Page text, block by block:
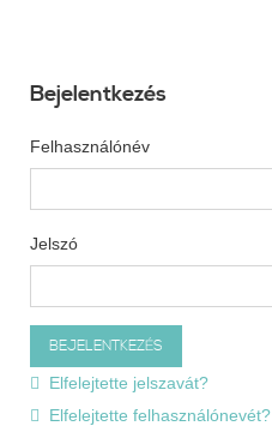
Bejelentkezés
Felhasználónév
Jelszó
Elfelejtette jelszavát?
Elfelejtette felhasználónevét?